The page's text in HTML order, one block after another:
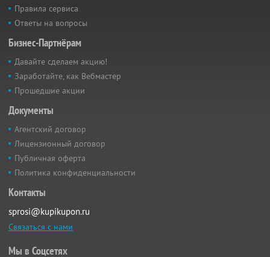
Правила сервиса
Ответы на вопросы
Бизнес-Партнёрам
Давайте сделаем акцию!
Заработайте, как Вебмастер
Прошедшие акции
Документы
Агентский договор
Лицензионный договор
Публичная оферта
Политика конфиденциальности
Контакты
sprosi@kupikupon.ru
Связаться с нами
Мы в Соцсетях